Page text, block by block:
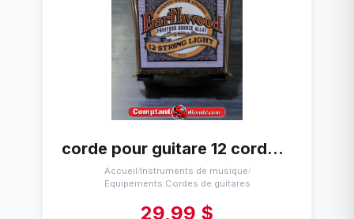
corde pour guitare 12 cordes Ernie Ball (2153) Bronze / phosphoreux (9/9 - 46/26)
Accueil/Instruments de musique/
Équipements Cordes de guitares
29,99 $